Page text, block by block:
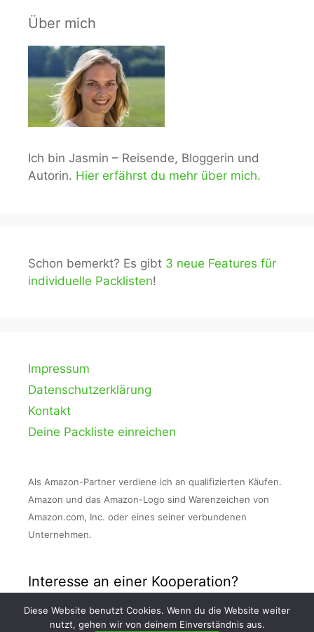
Über mich
Ich bin Jasmin – Reisende, Bloggerin und
Autorin. Hier erfährst du mehr über mich.
Schon bemerkt? Es gibt 3 neue Features für
individuelle Packlisten!
Impressum
Datenschutzerklärung
Kontakt
Deine Packliste einreichen
Als Amazon-Partner verdiene ich an qualifizierten Käufen.
Amazon und das Amazon-Logo sind Warenzeichen von
Amazon.com, Inc. oder eines seiner verbundenen
Unternehmen.
Interesse an einer Kooperation?
Nimm Kontakt zu mir auf und schreibe mir
Diese Website benutzt Cookies. Wenn du die Website weiter
nutzt, gehen wir von deinem Einverständnis aus.